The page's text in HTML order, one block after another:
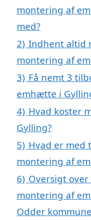
montering af
med?
2) Indhent altid
montering af
3) Få nemt 3
emhætte i
4) Hvad koster
Gylling?
5) Hvad er med
montering af
6) Oversigt
montering af
Odder kommune